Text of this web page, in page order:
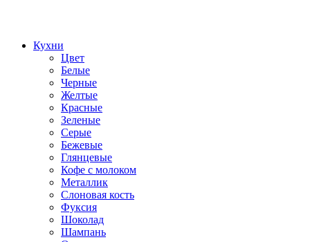
Кухни
Цвет
Белые
Черные
Желтые
Красные
Зеленые
Серые
Бежевые
Глянцевые
Кофе с молоком
Металлик
Слоновая кость
Фуксия
Шоколад
Шампань